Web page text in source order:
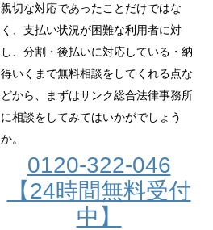
親切な対応であったことだけではな
く、支払い状況が困難な利用者に対
し、分割・後払いに対応している・納
得いくまで無料相談をしてくれる点な
どから、まずはサンク総合法律事務所
に相談をしてみてはいかがでしょう
か。
0120-322-046
【24時間無料受付
中】